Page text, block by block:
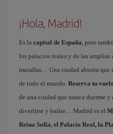
¡Hola, Madrid!
Es la capital de España, pero
los palacios reales y de las amplias
murallas… Una ciudad abierta que
de todo el mundo. Reserva tu
de una ciudad que nunca duerme y
divertirse y bailar… Madrid es el
Reina Sofía, el Palacio Real, la